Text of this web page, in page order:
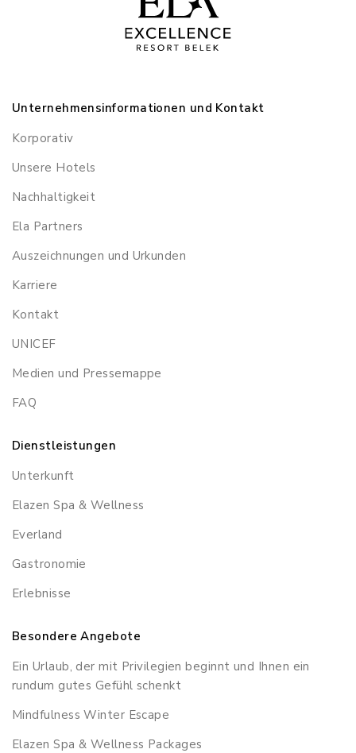
Unternehmensinformationen und Kontakt
Korporativ
Unsere Hotels
Nachhaltigkeit
Ela Partners
Auszeichnungen und Urkunden
Karriere
Kontakt
UNICEF
Medien und Pressemappe
FAQ
Dienstleistungen
Unterkunft
Elazen Spa & Wellness
Everland
Gastronomie
Erlebnisse
Besondere Angebote
Ein Urlaub, der mit Privilegien beginnt und Ihnen ein
rundum gutes Gefühl schenkt
Mindfulness Winter Escape
Elazen Spa & Wellness Packages